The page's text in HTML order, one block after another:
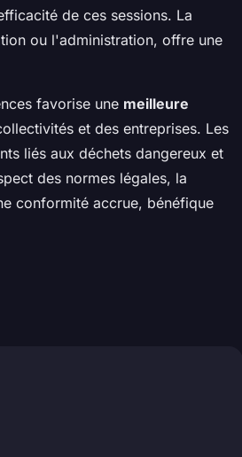
de ces sessions. La
ou l'administration, offre une
favorise une meilleure
et des entreprises. Les
liés aux déchets dangereux et
des normes légales, la
conformité accrue, bénéfique